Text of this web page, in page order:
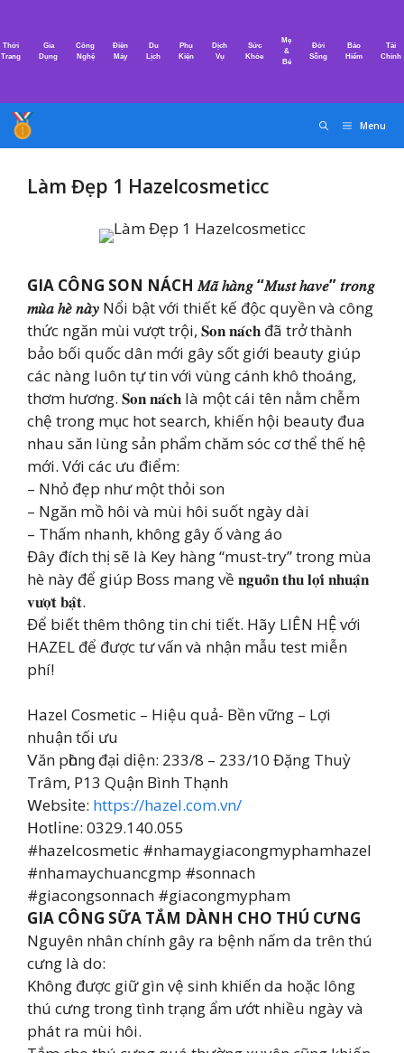
nội
Thời
Trang
Gia
Dụng
Công
Nghệ
Điện
Máy
Du
Lịch
Phụ
Kiện
Dịch
Vụ
Sức
Khỏe
Mẹ
&
Bé
Đời
Sống
Bảo
Hiểm
Tài
Chính
Menu
Làm Đẹp 1 Hazelcosmeticc
GIA CÔNG SON NÁCH 𝑀𝑎̃ ℎ𝑎̀𝑛𝑔 “𝑀𝑢𝑠𝑡 ℎ𝑎𝑣𝑒” 𝑡𝑟𝑜𝑛𝑔
𝑚𝑢̀𝑎 ℎ𝑒̀ 𝑛𝑎̀𝑦 Nổi bật với thiết kế độc quyền và công
thức ngăn mùi vượt trội, 𝐒𝐨𝐧 𝐧𝐚́𝐜𝐡 đã trở thành
bảo bối quốc dân mới gây sốt giới beauty giúp
các nàng luôn tự tin với vùng cánh khô thoáng,
thơm hương. 𝐒𝐨𝐧 𝐧𝐚́𝐜𝐡 là một cái tên nằm chễm
chệ trong mục hot search, khiến hội beauty đua
nhau săn lùng sản phẩm chăm sóc cơ thể thế hệ
mới. Với các ưu điểm:
– Nhỏ đẹp như một thỏi son
– Ngăn mồ hôi và mùi hôi suốt ngày dài
– Thấm nhanh, không gây ố vàng áo
Đây đích thị sẽ là Key hàng “must-try” trong mùa
hè này để giúp Boss mang về 𝐧𝐠𝐮𝐨̂̀𝐧 𝐭𝐡𝐮 𝐥𝐨̛̣𝐢 𝐧𝐡𝐮𝐚̣̂𝐧
𝐯𝐮̛𝐨̛̣𝐭 𝐛𝐚̣̂𝐭.
Để biết thêm thông tin chi tiết. Hãy LIÊN HỆ với
HAZEL để được tư vấn và nhận mẫu test miễn
phí!
Hazel Cosmetic – Hiệu quả- Bền vững – Lợi
nhuận tối ưu
𝖵ăn рһònɡ đạ𝗂 ԁ𝗂ện: 233/8 – 233/10 Đặng Thuỳ
Trâm, P13 Quận Bình Thạnh
𝖶еbѕ𝗂tе: https://hazel.com.vn/
𝖧оtⅼ𝗂nе: 0329.140.055
#hazelcosmetic #nhamaygiacongmyphamhazel
#nhamaychuancgmp #sonnach
#giacongsonnach #giacongmypham
GIA CÔNG SỮA TẮM DÀNH CHO THÚ CƯNG
Nguyên nhân chính gây ra bệnh nấm da trên thú
cưng là do:
Không được giữ gìn vệ sinh khiến da hoặc lông
thú cưng trong tình trạng ẩm ướt nhiều ngày và
phát ra mùi hôi.